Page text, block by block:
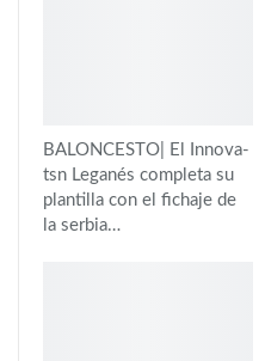
BALONCESTO| El Innova-
tsn Leganés completa su
plantilla con el fichaje de
la serbia…